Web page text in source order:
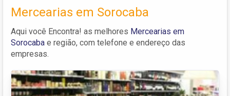
Mercearias em Sorocaba
Aqui você Encontra! as melhores Mercearias em
Sorocaba e região, com telefone e endereço das
empresas.